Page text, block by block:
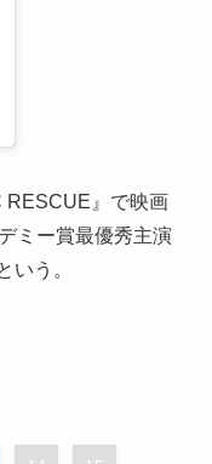
RESCUE』で映画
ミー賞最優秀主演
いう。